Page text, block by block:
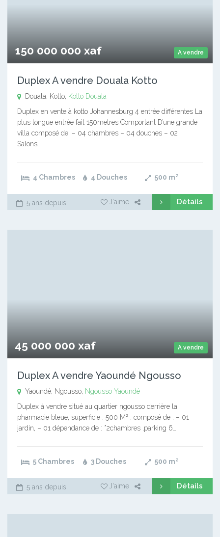
A vendre
150 000 000 xaf
Duplex A vendre Douala Kotto
Douala, Kotto, Kotto Douala
Duplex en vente à kotto Johannesburg 4 entrée différentes La
plus longue entrée fait 150metres Comportant D’une grande
villa composé de: – 04 chambres – 04 douches – 02
Salons…
4 Chambres 4 Douches 500 m²
5 ans depuis J'aime Détails
A vendre
45 000 000 xaf
Duplex A vendre Yaoundé Ngousso
Yaoundé, Ngousso, Ngousso Yaoundé
Duplex à vendre situé au quartier ngousso derrière la
pharmacie bleue, superficie : 500 M² . composé de : – 01
jardin, – 01 dépendance de : *2chambres ,parking 6…
5 Chambres 3 Douches 500 m²
5 ans depuis J'aime Détails